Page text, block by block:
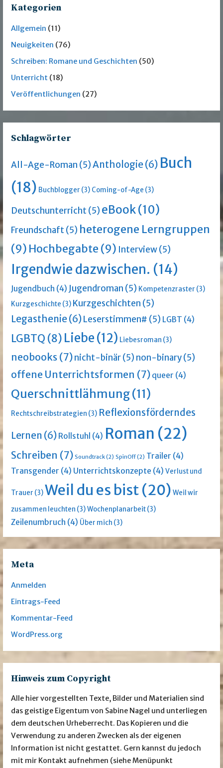
Kategorien
Allgemein (11)
Neuigkeiten (76)
Schreiben: Romane und Geschichten (50)
Unterricht (18)
Veröffentlichungen (27)
Schlagwörter
All-Age-Roman (5)Anthologie(6) Buch
(18) Buchblogger (3) Coming-of-Age (3)
Deutschunterricht(5) eBook(10)
Freundschaft(5) heterogene Lerngruppen
(9) Hochbegabte (9) Interview(5)
Irgendwie dazwischen. (14)
Jugendbuch (4) Jugendroman (5) Kompetenzraster (3)
Kurzgeschichte (3) Kurzgeschichten (5)
Legasthenie(6)Leserstimmen# (5) LGBT (4)
LGBTQ (8) Liebe(12) Liebesroman (3)
neobooks (7)nicht-binär(5) non-binary(5)
offene Unterrichtsformen (7) queer (4)
Querschnittlähmung(11)
Rechtschreibstrategien (3) Reflexionsförderndes
Lernen (6) Rollstuhl (4) Roman (22)
Schreiben (7) Soundtrack(2) SpinOff(2) Trailer (4)
Transgender (4) Unterrichtskonzepte (4) Verlust und
Trauer (3)Weil du es bist(20) Weil wir
zusammen leuchten (3)Wochenplanarbeit(3)
Zeilenumbruch (4) Über mich (3)
Meta
Anmelden
Eintrags-Feed
Kommentar-Feed
WordPress.org
Hinweis zum Copyright
Alle hier vorgestellten Texte, Bilder und Materialien sind
das geistige Eigentum von Sabine Nagel und unterliegen
dem deutschen Urheberrecht. Das Kopieren und die
Verwendung zu anderen Zwecken als der eigenen
Information ist nicht gestattet. Gern kannst du jedoch
mit mir Kontakt aufnehmen (siehe Menüpunkt